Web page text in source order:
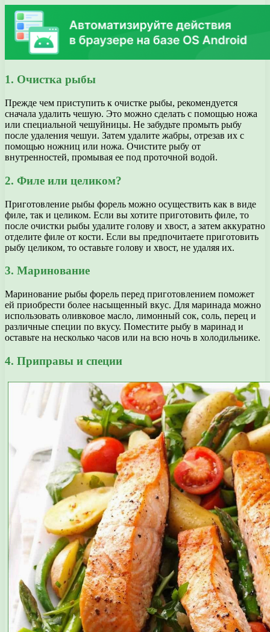
1. Очистка рыбы
Прежде чем приступить к очистке рыбы, рекомендуется
сначала удалить чешую. Это можно сделать с помощью ножа
или специальной чешуйницы. Не забудьте промыть рыбу
после удаления чешуи. Затем удалите жабры, отрезав их с
помощью ножниц или ножа. Очистите рыбу от
внутренностей, промывая ее под проточной водой.
2. Филе или целиком?
Приготовление рыбы форель можно осуществить как в виде
филе, так и целиком. Если вы хотите приготовить филе, то
после очистки рыбы удалите голову и хвост, а затем аккуратно
отделите филе от кости. Если вы предпочитаете приготовить
рыбу целиком, то оставьте голову и хвост, не удаляя их.
3. Маринование
Маринование рыбы форель перед приготовлением поможет
ей приобрести более насыщенный вкус. Для маринада можно
использовать оливковое масло, лимонный сок, соль, перец и
различные специи по вкусу. Поместите рыбу в маринад и
оставьте на несколько часов или на всю ночь в холодильнике.
4. Приправы и специи